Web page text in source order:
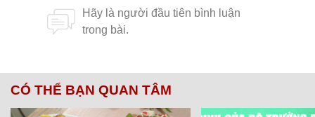
CÓ THỂ BẠN QUAN TÂM